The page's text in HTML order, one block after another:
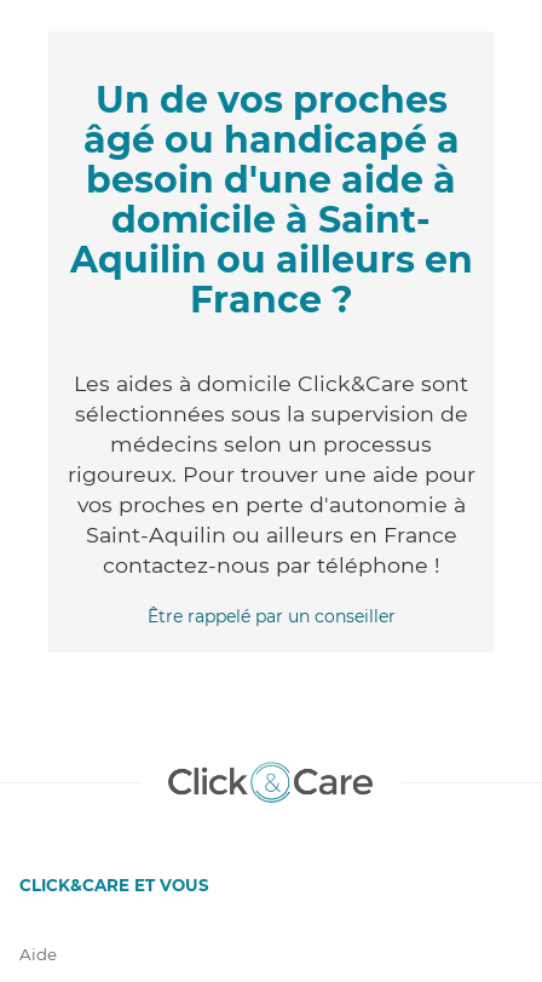
Un de vos proches
âgé ou handicapé a
besoin d'une aide à
domicile à Saint-
Aquilin ou ailleurs en
France ?
Les aides à domicile Click&Care sont
sélectionnées sous la supervision de
médecins selon un processus
rigoureux. Pour trouver une aide pour
vos proches en perte d'autonomie à
Saint-Aquilin ou ailleurs en France
contactez-nous par téléphone !
Être rappelé par un conseiller
CLICK&CARE ET VOUS
Aide